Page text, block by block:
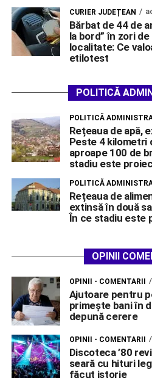
CURIER JUDEȚEAN
Bărbat de 44 de
la bord” în zori
localitate: Ce
etilotest
POLITICĂ
POLITICĂ
Rețeaua de apă,
Peste 4 kilometri
aproape 100 de
stadiu este
POLITICĂ
Rețeaua de
extinsă în două
În ce stadiu este
OPINII
OPINII - COMENTARII
Ajutoare pentru
primește bani în
depună cerere
OPINII - COMENTARII
Discoteca ’80
seară cu hituri
făcut istorie